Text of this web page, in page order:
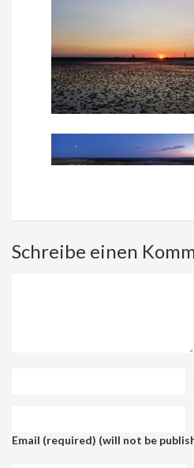
Schreibe einen
Email (required) (will not be